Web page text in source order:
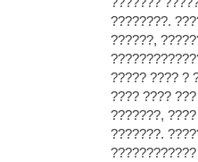
????????.
??????,
????? ???? ?
???? ????
???????,
???????.